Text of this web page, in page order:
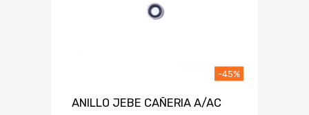
ANILLO JEBE CAÑERIA A/AC
-45%